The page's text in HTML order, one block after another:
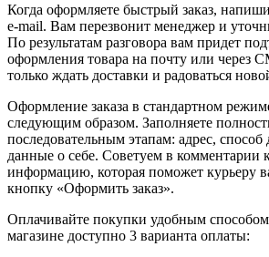
Когда оформляете быстрый заказ,
e-mail. Вам перезвонит менеджер и
По результатам разговора вам придет
оформления товара на почту или через
только ждать доставки и радоваться
Оформление заказа в стандартном
следующим образом. Заполняете
последовательным этапам: адрес, способ
данные о себе. Советуем в комментарии
информацию, которая поможет курьеру
кнопку «Оформить заказ».
Оплачивайте покупки удобным
магазине доступно 3 варианта оплаты: